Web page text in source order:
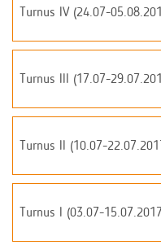
Turnus IV (24.07-
Turnus III (17.07-
Turnus II (10.07-
Turnus I (03.07-